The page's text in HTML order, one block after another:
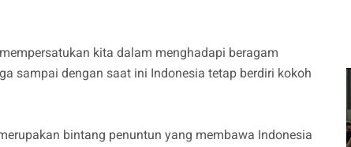
kita dalam menghadapi beragam
sampai dengan saat ini Indonesia tetap berdiri kokoh
bintang penuntun yang membawa Indonesia